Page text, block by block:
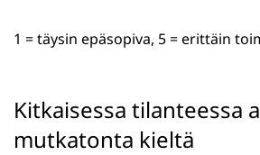
1 = täysin epäsopiva, 5 = erittäin
Kitkaisessa tilanteessa
mutkatonta kieltä